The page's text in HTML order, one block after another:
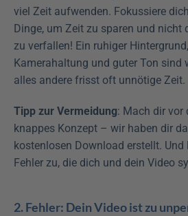
viel Zeit aufwenden. Fokussiere
Dinge, um Zeit zu sparen und
zu verfallen! Ein ruhiger
Kamerahaltung und guter Ton sind
alles andere frisst oft unnötige Zeit.
Tipp zur Vermeidung: Mach dir vor
knappes Konzept – wir haben dir
kostenlosen Download erstellt.
Fehler zu, die dich und dein Video
2. Fehler: Dein Video ist zu